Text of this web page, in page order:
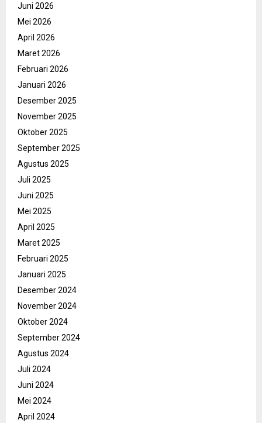
Juni 2026
Mei 2026
April 2026
Maret 2026
Februari 2026
Januari 2026
Desember 2025
November 2025
Oktober 2025
September 2025
Agustus 2025
Juli 2025
Juni 2025
Mei 2025
April 2025
Maret 2025
Februari 2025
Januari 2025
Desember 2024
November 2024
Oktober 2024
September 2024
Agustus 2024
Juli 2024
Juni 2024
Mei 2024
April 2024